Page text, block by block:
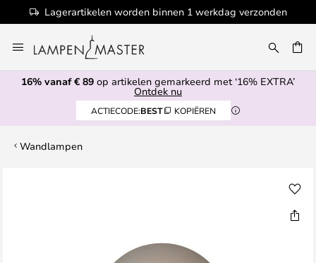
Lagerartikelen worden binnen 1 werkdag verzonden
naar
de
inhoud
16% vanaf € 89 op artikelen gemarkeerd met ‘16% EXTRA’
Ontdek nu
ACTIECODE:BEST KOPIËREN
Wandlampen